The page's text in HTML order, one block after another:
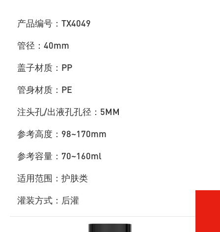
产品编号：TX4049
管径：40mm
盖子材质： PP
管身材质：PE
注头孔/出液孔孔径：5MM
参考高度：98~170mm
参考容量：70~160ml
适用范围：护肤类
灌装方式：后灌